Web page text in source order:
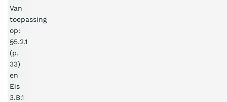
Van
toepassing
op:
§5.2.1
(p.
33)
en
Eis
3.B.1